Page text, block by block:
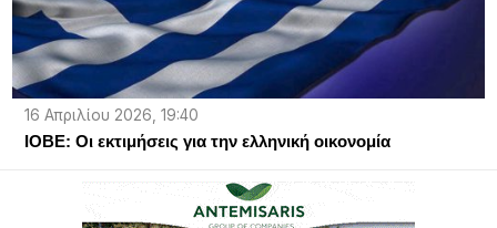
16 Απριλίου 2026, 19:40
ΙΟΒΕ: Οι εκτιμήσεις για την ελληνική οικονομία